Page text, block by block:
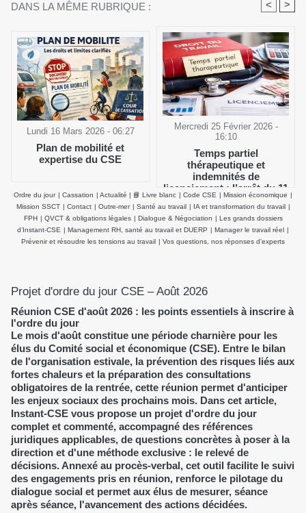
DANS LA MÊME RUBRIQUE : < >
Lundi 16 Mars 2026 - 06:27
Plan de mobilité et
expertise du CSE
Mercredi 25 Février 2026 -
16:10
Temps partiel
thérapeutique et
indemnités de
licenciement : l’arrêt du 11
février 2026 de la Cour de
cassation clarifie le salaire
de référence
Ordre du jour | Cassation | Actualité | 📘 Livre blanc | Code CSE | Mission économique |
Mission SSCT | Contact | Outre-mer | Santé au travail | IA et transformation du travail |
FPH | QVCT & obligations légales | Dialogue & Négociation | Les grands dossiers
d’Instant-CSE | Management RH, santé au travail et DUERP | Manager le travail réel |
Prévenir et résoudre les tensions au travail | Vos questions, nos réponses d'experts
Projet d'ordre du jour CSE – Août 2026
Réunion CSE d'août 2026 : les points essentiels à inscrire à
l'ordre du jour
Le mois d'août constitue une période charnière pour les
élus du Comité social et économique (CSE). Entre le bilan
de l'organisation estivale, la prévention des risques liés aux
fortes chaleurs et la préparation des consultations
obligatoires de la rentrée, cette réunion permet d'anticiper
les enjeux sociaux des prochains mois. Dans cet article,
Instant-CSE vous propose un projet d'ordre du jour
complet et commenté, accompagné des références
juridiques applicables, de questions concrètes à poser à la
direction et d'une méthode exclusive : le relevé de
décisions. Annexé au procès-verbal, cet outil facilite le suivi
des engagements pris en réunion, renforce le pilotage du
dialogue social et permet aux élus de mesurer, séance
après séance, l'avancement des actions décidées.